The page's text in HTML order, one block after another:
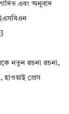
এবং অনুবাদ
নতুন রচনা রচনা,
হাওয়াই প্রেস